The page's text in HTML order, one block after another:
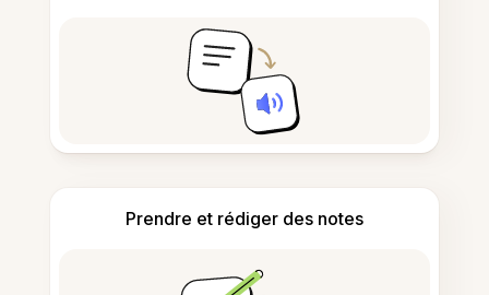
Prendre et rédiger des notes